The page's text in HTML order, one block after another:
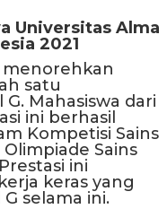
Universitas Alma
2021
menorehkan
satu
Mahasiswa dari
ini berhasil
Kompetisi Sains
Sains
ini
keras yang
selama ini.